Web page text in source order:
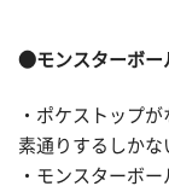
●モンスターボー
・ポケストップ
素通りするしかな
・モンスターボ